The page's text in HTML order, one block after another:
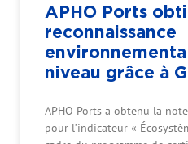
APHO Ports
reconnaissance
niveau grâce à
APHO Ports a obtenu la
pour l’indicateur «